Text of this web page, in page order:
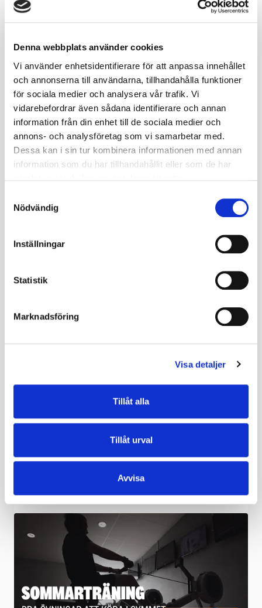
Denna webbplats använder cookies
Vi använder enhetsidentifierare för att anpassa innehållet
och annonserna till användarna, tillhandahålla funktioner
för sociala medier och analysera vår trafik. Vi
vidarebefordrar även sådana identifierare och annan
information från din enhet till de sociala medier och
annons- och analysföretag som vi samarbetar med.
Dessa kan i sin tur kombinera informationen med annan
information som du har tillhandahållit eller som de har
Nödvändig
Inställningar
Statistik
Marknadsföring
Visa detaljer
Tillåt alla
Tillåt urval
Avvisa
Införandet av Förutbestämda linjer och
nedsläppspunkter är också anledningen till att
nedsläppen efter exempelvis icing och offside. Om du
står på din punkt och väntar på att din kollega ska lämna
över pucken så är det ett bra tillfälle att börja arbeta
med ditt nedsläpp redan nu – exempelvis prata med
ytterforwards utanför tekningscirkeln om du ser att de
börjar glida in i tekningscirkeln.Du kan läsa mer om
hur du förbättrar dina nedsläpp via denna länk!
Skribent: